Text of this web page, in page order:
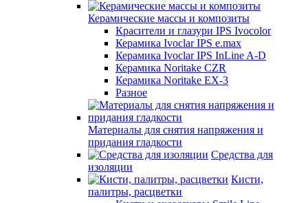
Керамические массы и композиты
Красители и глазури IPS Ivocolor
Керамика Ivoclar IPS e.max
Керамика Ivoclar IPS InLine A-D
Керамика Noritake CZR
Керамика Noritake EX-3
Разное
Материалы для снятия напряжения и
придания гладкости
Средства для
изоляции
Кисти,
палитры, расцветки